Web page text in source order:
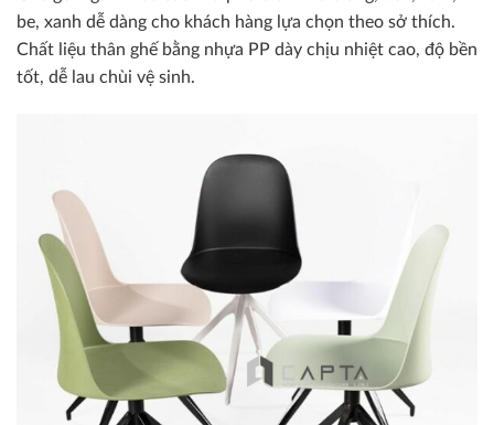
be, xanh dễ dàng cho khách hàng lựa chọn theo sở thích.
Chất liệu thân ghế bằng nhựa PP dày chịu nhiệt cao, độ bền
tốt, dễ lau chùi vệ sinh.